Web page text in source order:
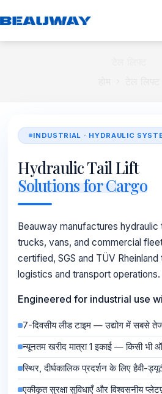
पर
INDUSTRIAL · HYDRAULIC
Hydraulic Tail Lift
Solutions for Cargo
Beauway manufactures
trucks, vans, and commercial
certified, SGS and TÜV
logistics and transport operations.
Engineered for industrial use
7-दिवसीय लीड टाइम — उद्योग में सबसे
न्यूनतम खरीद मात्रा 1 इकाई — किसी भी
स्थिर, दीर्घकालिक प्रदर्शन के लिए हैवी-
एकीकृत सुरक्षा सुविधाएँ और विश्वसनीय